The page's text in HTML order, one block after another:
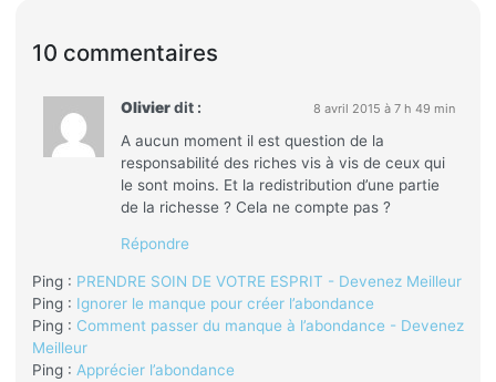
10 commentaires
Olivier dit : 8 avril 2015 à 7 h 49 min
A aucun moment il est question de la
responsabilité des riches vis à vis de ceux qui
le sont moins. Et la redistribution d’une partie
de la richesse ? Cela ne compte pas ?
Répondre
Ping : PRENDRE SOIN DE VOTRE ESPRIT - Devenez Meilleur
Ping : Ignorer le manque pour créer l’abondance
Ping : Comment passer du manque à l’abondance - Devenez
Meilleur
Ping : Apprécier l’abondance